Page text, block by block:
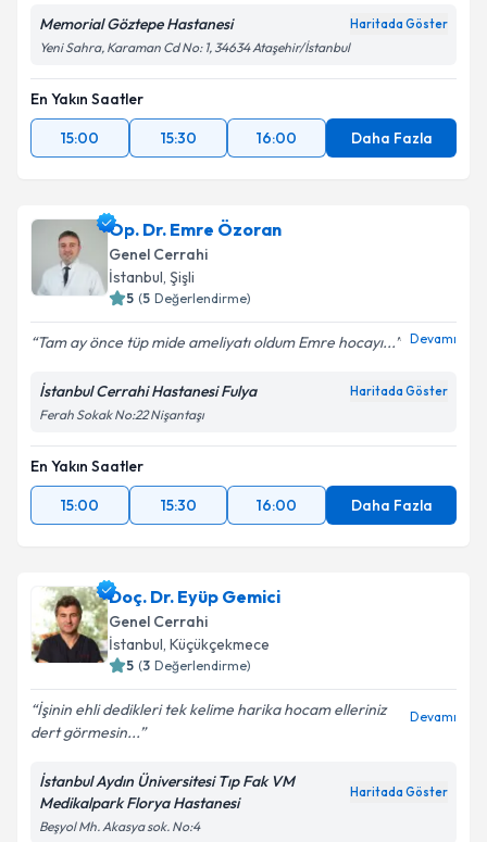
Memorial Göztepe Hastanesi Haritada Göster
Yeni Sahra, Karaman Cd No: 1, 34634 Ataşehir/İstanbul
En Yakın Saatler
15:00
15:30 16:00 Daha Fazla
Op. Dr. Emre Özoran
Genel Cerrahi
İstanbul, Şişli
5 (5 Değerlendirme)
Tam ay önce tüp mide ameliyatı oldum Emre hocayı... Devamı
İstanbul Cerrahi Hastanesi Fulya Haritada Göster
Ferah Sokak No:22 Nişantaşı
En Yakın Saatler
15:00
15:30 16:00 Daha Fazla
Doç. Dr. Eyüp Gemici
Genel Cerrahi
İstanbul, Küçükçekmece
5 (3 Değerlendirme)
İşinin ehli dedikleri tek kelime harika hocam elleriniz
dert görmesin...
Devamı
İstanbul Aydın Üniversitesi Tıp Fak VM
Medikalpark Florya Hastanesi
Haritada Göster
Beşyol Mh. Akasya sok. No:4